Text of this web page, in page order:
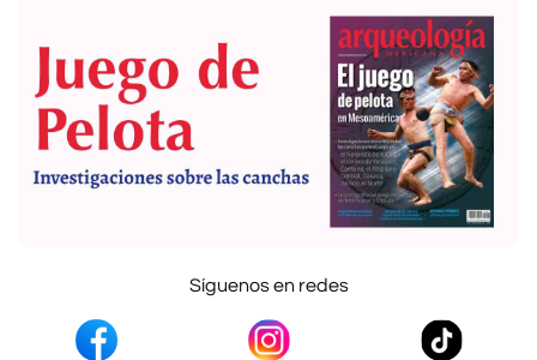
Síguenos en redes